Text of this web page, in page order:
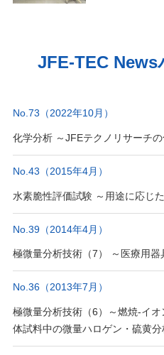
JFE-TEC
No.73（2022年10月）
化学分析 ～JFEテクノリサーチの
No.43（2015年4月）
水素脆性評価試験 ～用途に応じ
No.39（2014年4月）
極微量分析技術（7） ～医療用器
No.36（2013年7月）
極微量分析技術（6）～燃焼-イ
体試料中の微量ハロゲン・硫黄分